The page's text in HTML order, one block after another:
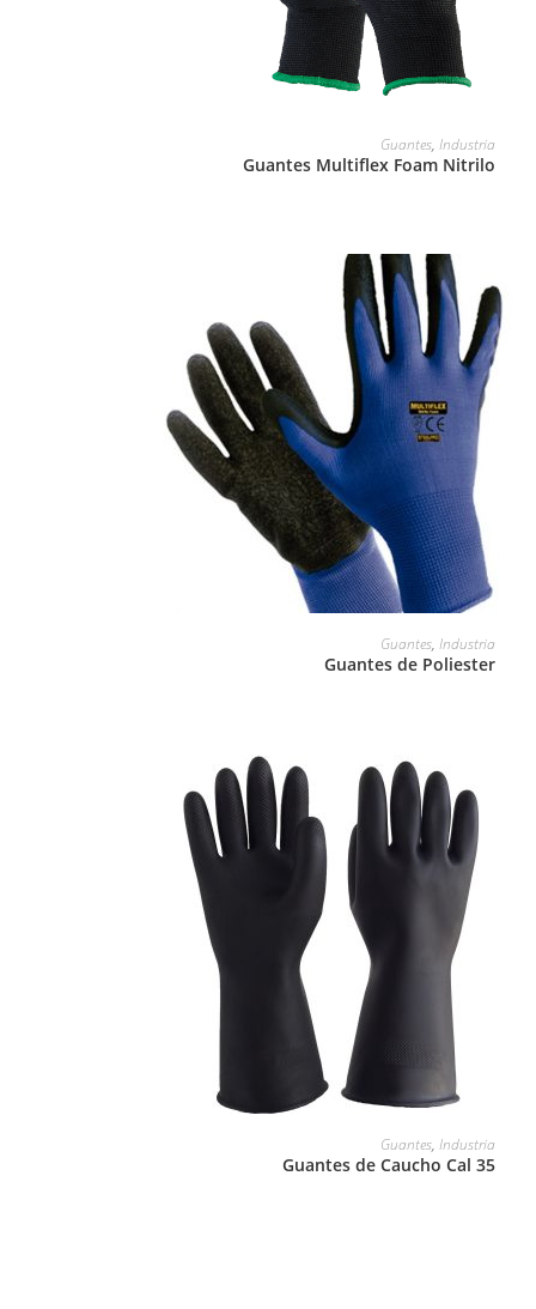
Guantes,Industria
Guantes Multiflex Foam Nitrilo
Guantes,Industria
Guantes de Poliester
Guantes,Industria
Guantes de Caucho Cal 35